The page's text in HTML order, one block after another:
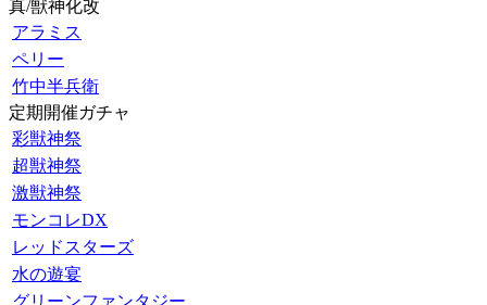
真/獣神化改
アラミス
ペリー
竹中半兵衛
定期開催ガチャ
彩獣神祭
超獣神祭
激獣神祭
モンコレDX
レッドスターズ
水の遊宴
グリーンファンタジー